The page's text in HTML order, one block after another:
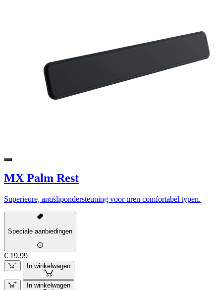
MX Palm Rest
Superieure, antislipondersteuning voor uren comfortabel typen.
Speciale aanbiedingen
€ 19,99
In winkelwagen
In winkelwagen